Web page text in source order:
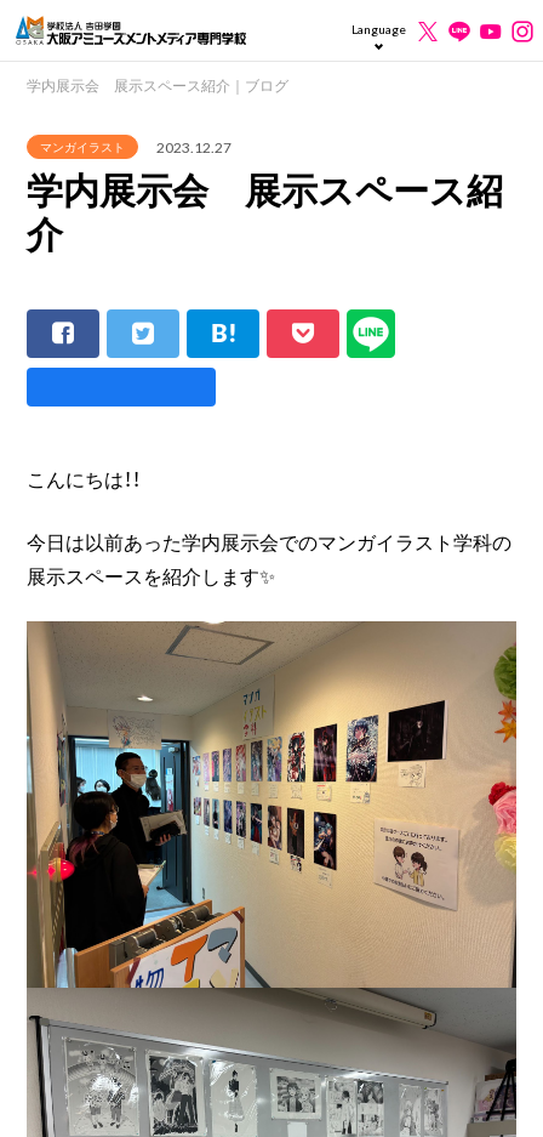
Language
学内展示会 展示スペース紹介｜ブログ
マンガイラスト 2023.12.27
学内展示会 展示スペース紹
介
こんにちは！！
今日は以前あった学内展示会でのマンガイラスト学科の
展示スペースを紹介します✨